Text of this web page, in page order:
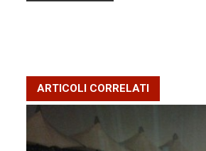
ARTICOLI CORRELATI